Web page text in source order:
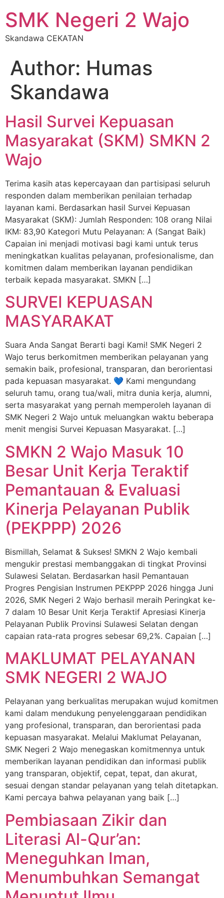
SMK Negeri 2 Wajo
Skandawa CEKATAN
Author: Humas
Skandawa
Hasil Survei Kepuasan
Masyarakat (SKM) SMKN 2
Wajo
Terima kasih atas kepercayaan dan partisipasi seluruh
responden dalam memberikan penilaian terhadap
layanan kami. Berdasarkan hasil Survei Kepuasan
Masyarakat (SKM): Jumlah Responden: 108 orang Nilai
IKM: 83,90 Kategori Mutu Pelayanan: A (Sangat Baik)
Capaian ini menjadi motivasi bagi kami untuk terus
meningkatkan kualitas pelayanan, profesionalisme, dan
komitmen dalam memberikan layanan pendidikan
terbaik kepada masyarakat. SMKN […]
SURVEI KEPUASAN
MASYARAKAT
Suara Anda Sangat Berarti bagi Kami! SMK Negeri 2
Wajo terus berkomitmen memberikan pelayanan yang
semakin baik, profesional, transparan, dan berorientasi
pada kepuasan masyarakat. 💙 Kami mengundang
seluruh tamu, orang tua/wali, mitra dunia kerja, alumni,
serta masyarakat yang pernah memperoleh layanan di
SMK Negeri 2 Wajo untuk meluangkan waktu beberapa
menit mengisi Survei Kepuasan Masyarakat. […]
SMKN 2 Wajo Masuk 10
Besar Unit Kerja Teraktif
Pemantauan & Evaluasi
Kinerja Pelayanan Publik
(PEKPPP) 2026
Bismillah, Selamat & Sukses! SMKN 2 Wajo kembali
mengukir prestasi membanggakan di tingkat Provinsi
Sulawesi Selatan. Berdasarkan hasil Pemantauan
Progres Pengisian Instrumen PEKPPP 2026 hingga Juni
2026, SMK Negeri 2 Wajo berhasil meraih Peringkat ke-
7 dalam 10 Besar Unit Kerja Teraktif Apresiasi Kinerja
Pelayanan Publik Provinsi Sulawesi Selatan dengan
capaian rata-rata progres sebesar 69,2%. Capaian […]
MAKLUMAT PELAYANAN
SMK NEGERI 2 WAJO
Pelayanan yang berkualitas merupakan wujud komitmen
kami dalam mendukung penyelenggaraan pendidikan
yang profesional, transparan, dan berorientasi pada
kepuasan masyarakat. Melalui Maklumat Pelayanan,
SMK Negeri 2 Wajo menegaskan komitmennya untuk
memberikan layanan pendidikan dan informasi publik
yang transparan, objektif, cepat, tepat, dan akurat,
sesuai dengan standar pelayanan yang telah ditetapkan.
Kami percaya bahwa pelayanan yang baik […]
Pembiasaan Zikir dan
Literasi Al-Qur’an:
Meneguhkan Iman,
Menumbuhkan Semangat